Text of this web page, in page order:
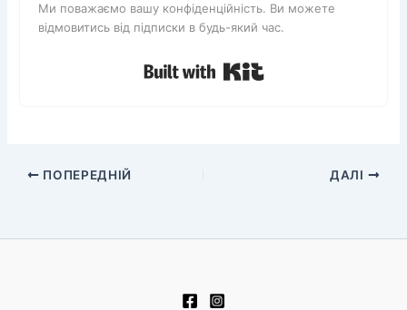
Ми поважаємо вашу конфіденційність. Ви можете
відмовитись від підписки в будь-який час.
ПОПЕРЕДНІЙ ДАЛІ